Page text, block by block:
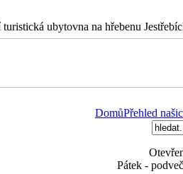
turistická ubytovna na hřebenu
DomůPřehled
Pátek -